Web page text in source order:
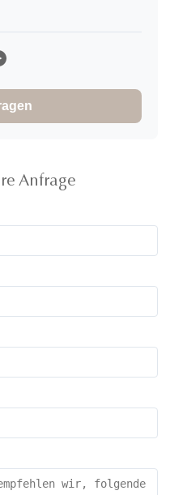
★★★★★
product! I have ordered
the product and it
quality and the colors
communicated with one of
Anfrage